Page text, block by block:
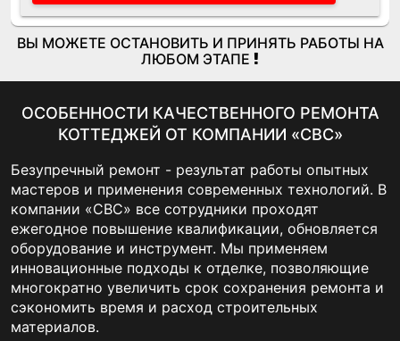
ЭТАП 2: "ЧЕРНОВЫЕ РАБОТЫ И
КОММУНИКАЦИИ"
Закупка и доставка черновых материалов на объект
Планировочные работы: демонтаж и монтаж
перегородок
Устройство электрики и слаботочных сетей
Устройство водоснабжения и канализации
ЭТАП 3: "ЧИСТОВАЯ ОТДЕЛКА КВАРТИРЫ"
Шпатлевка и покраска стен
Устройство потолков (ГКЛ, натяжные)
Плиточные работы: стены, полы, рабочие зоны
Установка межкомнатных дверей в квартире
Уборка и вывоз строительного мусора
ЭТАП 4: "ПОСТАВКА МЕБЕЛИ СДАЧА ОБЪЕКТА"
Монтаж осветительных приборов
Закупка мебели, электроники и аксессуаров
Обстановка квартиры в соответствии с проектом
Уборка клининговой компанией
Сдача работ по ремонту квартиры заказчику
ВЫ МОЖЕТЕ ОСТАНОВИТЬ И ПРИНЯТЬ РАБОТЫ НА
ЛЮБОМ ЭТАПЕ
ОСОБЕННОСТИ КАЧЕСТВЕННОГО РЕМОНТА
КОТТЕДЖЕЙ ОТ КОМПАНИИ «CBC»
Безупречный ремонт - результат работы опытных
мастеров и применения современных технологий. В
компании «CBC» все сотрудники проходят
ежегодное повышение квалификации, обновляется
оборудование и инструмент. Мы применяем
инновационные подходы к отделке, позволяющие
многократно увеличить срок сохранения ремонта и
сэкономить время и расход строительных
материалов.